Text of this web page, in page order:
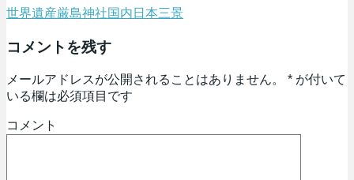
世界遺産厳島神社国内 日本三景
コメントを残す
メールアドレスが公開されることはありません。 * が付いて
いる欄は必須項目です
コメント